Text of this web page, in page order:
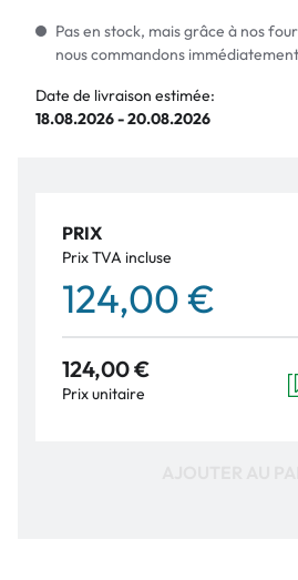
Pas en stock, mais grâce à nos
nous commandons
Date de livraison estimée:
18.08.2026 - 20.08.2026
PRIX
Prix TVA incluse
124,00 €
124,00 €
Prix unitaire